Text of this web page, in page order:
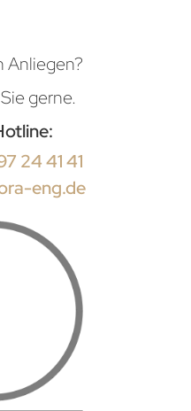
Anliegen?
gerne.
24 41 41
eng.de